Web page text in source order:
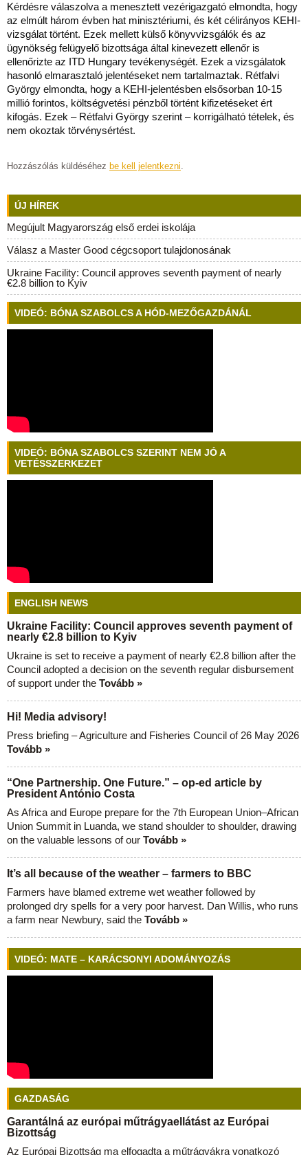
Kérdésre válaszolva a menesztett vezérigazgató elmondta, hogy
az elmúlt három évben hat minisztériumi, és két célirányos KEHI-
vizsgálat történt. Ezek mellett külső könyvvizsgálók és az
ügynökség felügyelő bizottsága által kinevezett ellenőr is
ellenőrizte az ITD Hungary tevékenységét. Ezek a vizsgálatok
hasonló elmarasztaló jelentéseket nem tartalmaztak. Rétfalvi
György elmondta, hogy a KEHI-jelentésben elsősorban 10-15
millió forintos, költségvetési pénzből történt kifizetéseket ért
kifogás. Ezek – Rétfalvi György szerint – korrigálható tételek, és
nem okoztak törvénysértést.
Hozzászólás küldéséhez be kell jelentkezni.
ÚJ HÍREK
Megújult Magyarország első erdei iskolája
Válasz a Master Good cégcsoport tulajdonosának
Ukraine Facility: Council approves seventh payment of nearly
€2.8 billion to Kyiv
VIDEÓ: BÓNA SZABOLCS A HÓD-MEZŐGAZDÁNÁL
VIDEÓ: BÓNA SZABOLCS SZERINT NEM JÓ A
VETÉSSZERKEZET
ENGLISH NEWS
Ukraine Facility: Council approves seventh payment of
nearly €2.8 billion to Kyiv
Ukraine is set to receive a payment of nearly €2.8 billion after the
Council adopted a decision on the seventh regular disbursement
of support under the Tovább »
Hi! Media advisory!
Press briefing – Agriculture and Fisheries Council of 26 May 2026
Tovább »
“One Partnership. One Future.” – op-ed article by
President António Costa
As Africa and Europe prepare for the 7th European Union–African
Union Summit in Luanda, we stand shoulder to shoulder, drawing
on the valuable lessons of our Tovább »
It’s all because of the weather – farmers to BBC
Farmers have blamed extreme wet weather followed by
prolonged dry spells for a very poor harvest. Dan Willis, who runs
a farm near Newbury, said the Tovább »
VIDEÓ: MATE – KARÁCSONYI ADOMÁNYOZÁS
GAZDASÁG
Garantálná az európai műtrágyaellátást az Európai
Bizottság
Az Európai Bizottság ma elfogadta a műtrágyákra vonatkozó